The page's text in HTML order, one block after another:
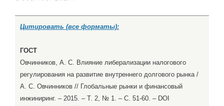
Цитировать (все форматы):
ГОСТ
Овчинников, А. С. Влияние либерализации налогового
регулирования на развитие внутреннего долгового рынка /
А. С. Овчинников // Глобальные рынки и финансовый
инжиниринг. – 2015. – Т. 2, № 1. – С. 51-60. – DOI